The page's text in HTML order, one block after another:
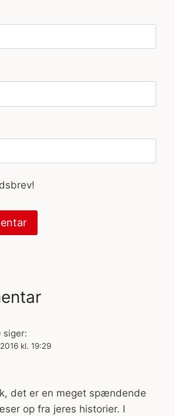
siger:
kl. 19:29
det er en meget spændende
op fra jeres historier. I